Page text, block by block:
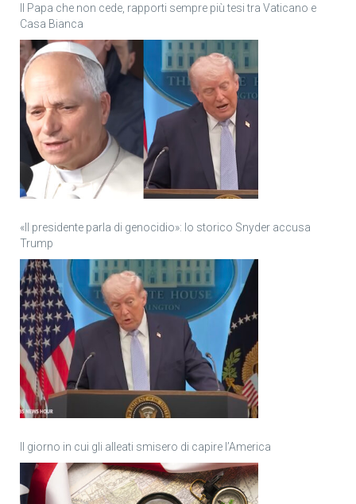
Il Papa che non cede, rapporti sempre più tesi tra Vaticano e
Casa Bianca
«Il presidente parla di genocidio»: lo storico Snyder accusa
Trump
Il giorno in cui gli alleati smisero di capire l’America